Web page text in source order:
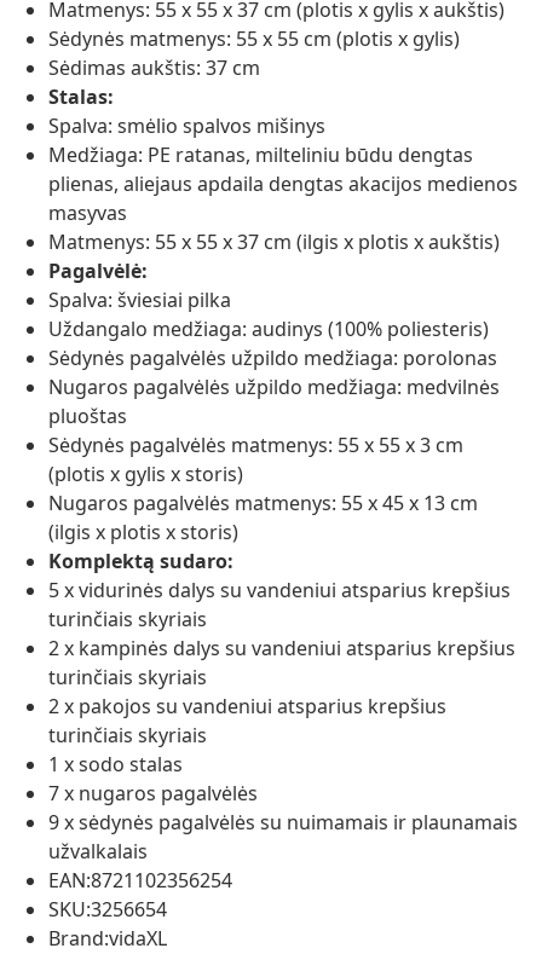
Matmenys: 55 x 55 x 37 cm (plotis x gylis x aukštis)
Sėdynės matmenys: 55 x 55 cm (plotis x gylis)
Sėdimas aukštis: 37 cm
Stalas:
Spalva: smėlio spalvos mišinys
Medžiaga: PE ratanas, milteliniu būdu dengtas
plienas, aliejaus apdaila dengtas akacijos medienos
masyvas
Matmenys: 55 x 55 x 37 cm (ilgis x plotis x aukštis)
Pagalvėlė:
Spalva: šviesiai pilka
Uždangalo medžiaga: audinys (100% poliesteris)
Sėdynės pagalvėlės užpildo medžiaga: porolonas
Nugaros pagalvėlės užpildo medžiaga: medvilnės
pluoštas
Sėdynės pagalvėlės matmenys: 55 x 55 x 3 cm
(plotis x gylis x storis)
Nugaros pagalvėlės matmenys: 55 x 45 x 13 cm
(ilgis x plotis x storis)
Komplektą sudaro:
5 x vidurinės dalys su vandeniui atsparius krepšius
turinčiais skyriais
2 x kampinės dalys su vandeniui atsparius krepšius
turinčiais skyriais
2 x pakojos su vandeniui atsparius krepšius
turinčiais skyriais
1 x sodo stalas
7 x nugaros pagalvėlės
9 x sėdynės pagalvėlės su nuimamais ir plaunamais
užvalkalais
EAN:8721102356254
SKU:3256654
Brand:vidaXL